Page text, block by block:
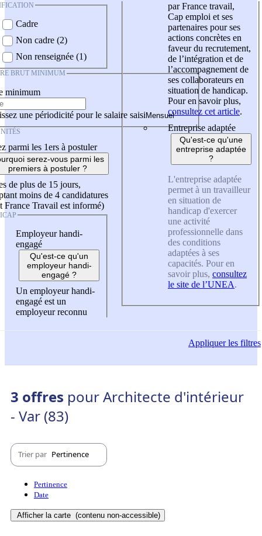
Cadre
Non cadre (2)
Non renseignée (1)
BRUT MINIMUM
minimum
une périodicité pour le salaire saisi
parmi les 1ers à postuler
serez-vous parmi les
premiers à postuler ?
de plus de 15 jours,
moins de 4 candidatures
France Travail est informé)
Employeur handi-
engagé
Qu'est-ce qu'un
employeur handi-
engagé ?
Un employeur handi-
engagé est un
employeur reconnu
par France travail,
Cap emploi et ses
partenaires pour ses
actions concrètes en
faveur du recrutement,
de l’intégration et de
l’accompagnement de
ses collaborateurs en
situation de handicap.
Pour en savoir plus,
consultez cet article.
Entreprise adaptée
Qu'est-ce qu'une
entreprise adaptée
?
L'entreprise adaptée
permet à un travailleur
en situation de
handicap d'exercer
une activité
professionnelle dans
des conditions
adaptées à ses
capacités. Pour en
savoir plus, consultez
le site de l’UNEA.
Appliquerles filtres
3 offres pour Architecte d'intérieur
- Var (83)
Trier par Pertinence
Pertinence
Date
Afficher la carte (contenu non-accessible)